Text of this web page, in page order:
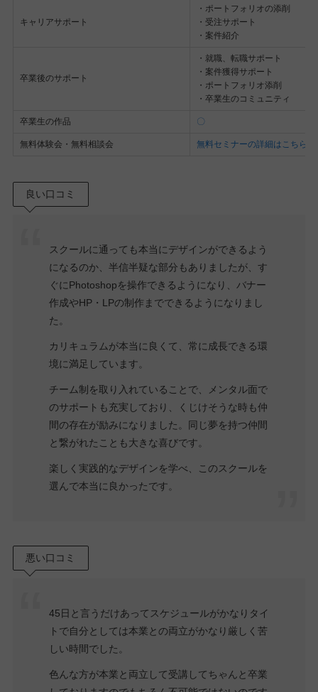
キャリアサポート
・ポートフォリオの添削
・受注サポート
・案件紹介
卒業後のサポート
・就職、転職サポート
・案件獲得サポート
・ポートフォリオ添削
・卒業生のコミュニティ
卒業生の作品 〇
無料体験会・無料相談会 無料セミナーの詳細はこちら
良い口コミ
スクールに通っても本当にデザインができるよう
になるのか、半信半疑な部分もありましたが、す
ぐにPhotoshopを操作できるようになり、バナー
作成やHP・LPの制作までできるようになりまし
た。
カリキュラムが本当に良くて、常に成長できる環
境に満足しています。
チーム制を取り入れていることで、メンタル面で
のサポートも充実しており、くじけそうな時も仲
間の存在が励みになりました。同じ夢を持つ仲間
と繋がれたことも大きな喜びです。
楽しく実践的なデザインを学べ、このスクールを
選んで本当に良かったです。
悪い口コミ
45日と言うだけあってスケジュールがかなりタイ
トで自分としては本業との両立がかなり厳しく苦
しい時間でした。
色んな方が本業と両立して受講してちゃんと卒業